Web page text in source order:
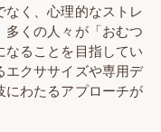
く、心理的なストレ
多くの人々が「おむつ
ることを目指してい
エクササイズや専用デ
わたるアプローチが